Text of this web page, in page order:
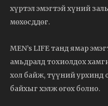
хүртэл эмэгтэй хүний
мөхөсддөг.
MEN’s LIFE танд ямар
амьдралд тохиолдох
хол байж, түүний урхинд
байхыг хэлж өгөх болно.